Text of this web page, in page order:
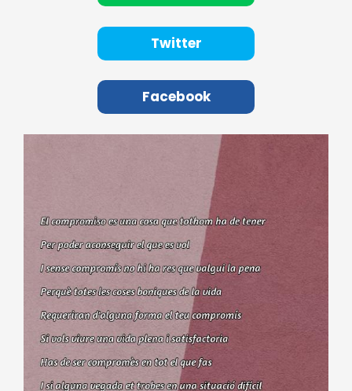
Twitter
Facebook